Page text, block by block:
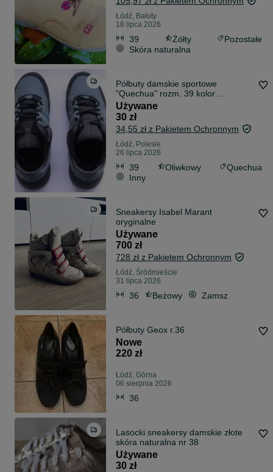
Łódź, Bałuty
18 lipca 2026
39 Żółty
Pozostałe
Skóra naturalna
Półbuty damskie sportowe
"Quechua" rozm. 39 kolor
oliwkowo-stalowy
Używane
30 zł
34,55 zł z Pakietem Ochronnym
Łódź, Polesie
26 lipca 2026
39 Oliwkowy
Quechua
Inny
Sneakersy Isabel Marant
oryginalne
Używane
700 zł
728 zł z Pakietem Ochronnym
Łódź, Śródmieście
31 lipca 2026
36 Beżowy Zamsz
Półbuty Geox r.36
Nowe
220 zł
Łódź, Górna
06 sierpnia 2026
36
Lasocki sneakersy damskie złote
skóra naturalna nr 38
Używane
30 zł